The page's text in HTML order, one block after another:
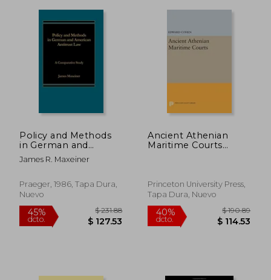
$ 75.53
Policy and Methods
in German and
American Antitrust
Law: A Comparative
James R. Maxeiner
Praeger, 1986, Tapa Dura,
Nuevo
Ancient Athenian
Maritime Courts
Princeton University Press,
Tapa Dura, Nuevo